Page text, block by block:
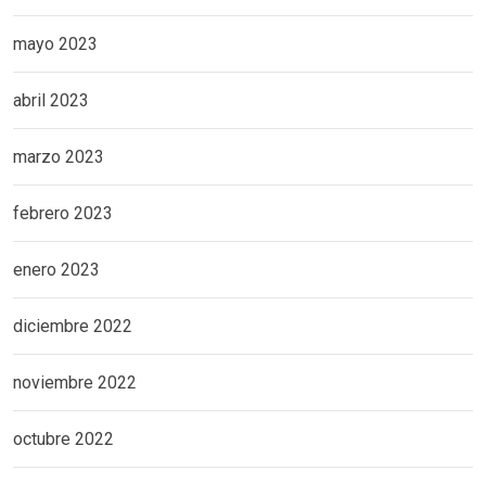
mayo 2023
abril 2023
marzo 2023
febrero 2023
enero 2023
diciembre 2022
noviembre 2022
octubre 2022